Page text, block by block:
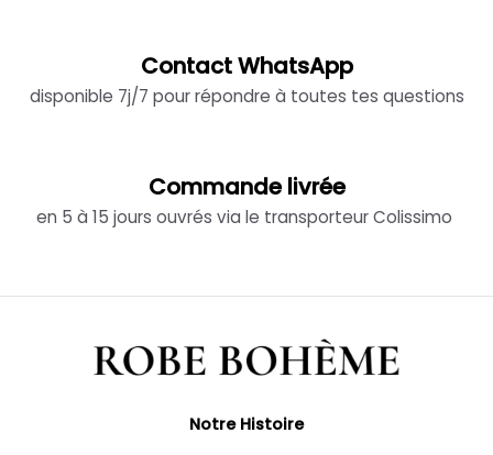
Contact WhatsApp
disponible 7j/7 pour répondre à toutes tes questions
Commande livrée
en 5 à 15 jours ouvrés via le transporteur Colissimo
Notre Histoire